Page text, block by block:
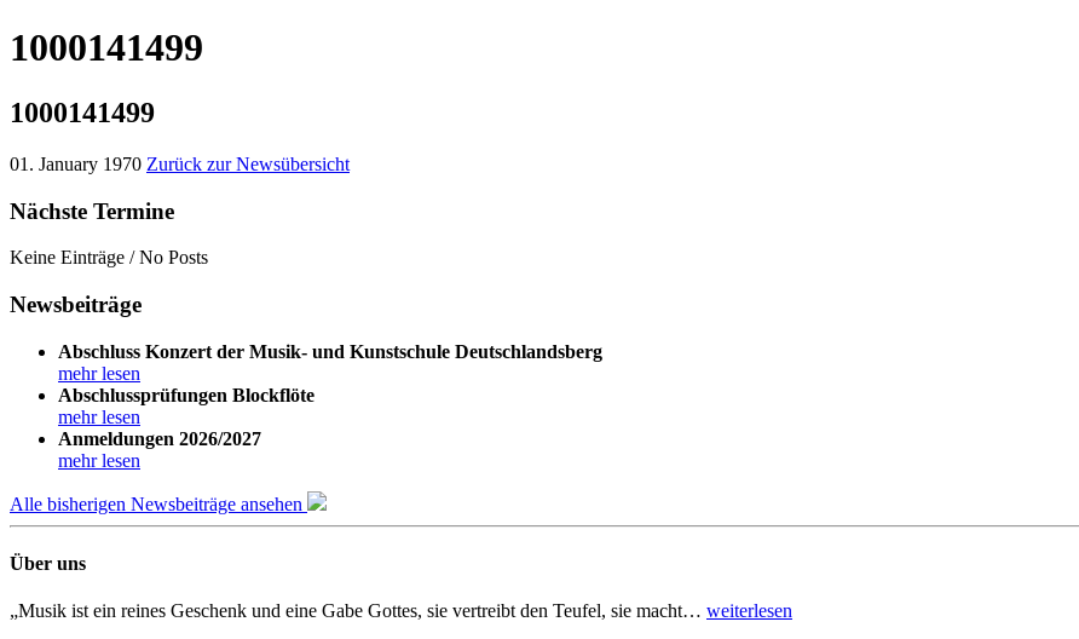
1000141499
1000141499
01. January 1970 Zurück zur Newsübersicht
Nächste Termine
Keine Einträge / No Posts
Newsbeiträge
Abschluss Konzert der Musik- und Kunstschule Deutschlandsberg
mehr lesen
Abschlussprüfungen Blockflöte
mehr lesen
Anmeldungen 2026/2027
mehr lesen
Alle bisherigen Newsbeiträge ansehen
Über uns
„Musik ist ein reines Geschenk und eine Gabe Gottes, sie vertreibt den Teufel, sie macht… weiterlesen